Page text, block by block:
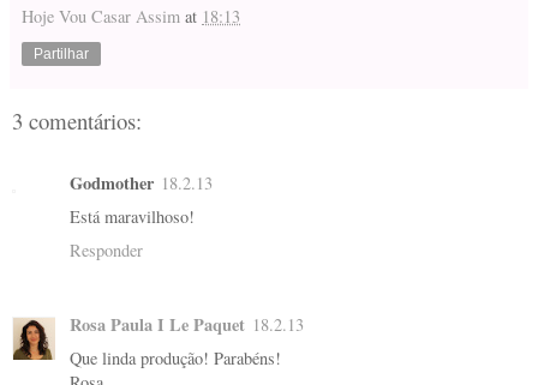
Hoje Vou Casar Assim at 18:13
Partilhar
3 comentários:
Godmother 18.2.13
Está maravilhoso!
Responder
Rosa Paula I Le Paquet 18.2.13
Que linda produção! Parabéns!